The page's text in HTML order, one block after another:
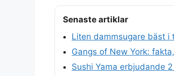
Senaste artiklar
Liten dammsugare bäst i
Gangs of New York:
Sushi Yama erbjudande